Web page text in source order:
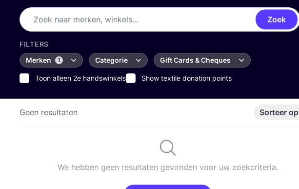
Zoek
FILTERS
Merken
1 Categorie Gift Cards & Cheques
Toon alleen 2e handswinkels Show textile donation points
Geen resultaten Sorteer op
We hebben geen resultaten gevonden voor uw zoekcriteria.